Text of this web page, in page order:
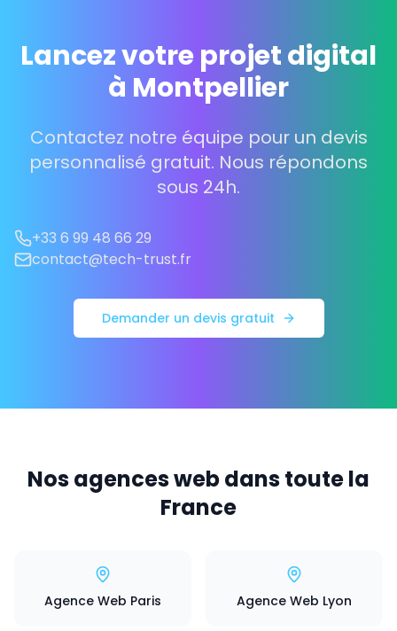
Lancez votre projet digital
à Montpellier
Contactez notre équipe pour un devis
personnalisé gratuit. Nous répondons
sous 24h.
+33 6 99 48 66 29
contact@tech-trust.fr
Demander un devis gratuit
Nos agences web dans toute la
France
Agence Web Paris Agence Web Lyon